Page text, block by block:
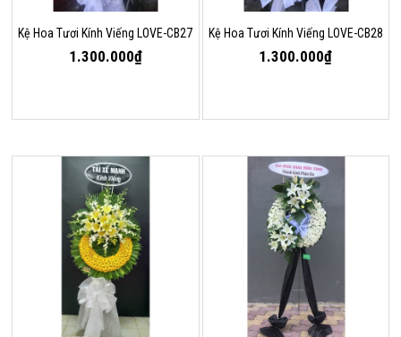
Kệ Hoa Tươi Kính Viếng LOVE-CB27
1.300.000₫
Kệ Hoa Tươi Kính Viếng LOVE-CB28
1.300.000₫